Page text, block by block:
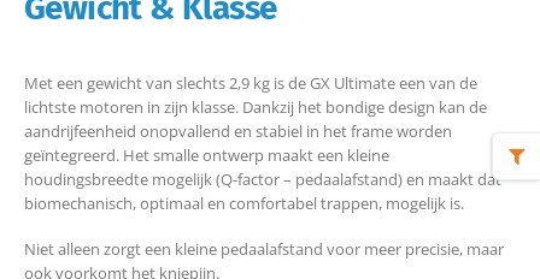
Met een gewicht van slechts 2,9 kg is de GX Ultimate een van de
lichtste motoren in zijn klasse. Dankzij het bondige design kan de
aandrijfeenheid onopvallend en stabiel in het frame worden
geïntegreerd. Het smalle ontwerp maakt een kleine
houdingsbreedte mogelijk (Q-factor – pedaalafstand) en maakt dat
biomechanisch, optimaal en comfortabel trappen, mogelijk is.
Niet alleen zorgt een kleine pedaalafstand voor meer precisie, maar
ook voorkomt het kniepijn.